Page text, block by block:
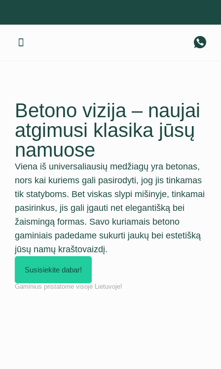
Betono vizija – naujai
atgimusi klasika jūsų
namuose
Viena iš universaliausių medžiagų yra betonas,
nors kai kuriems gali pasirodyti, jog jis tinkamas
tik statyboms. Bet viskas slypi mišinyje, tinkamai
pasirinkus, jis gali įgauti net elegantišką bei
žaismingą formas. Savo kuriamais betono
gaminiais padedame sukurti jaukų bei estetišką
jūsų namų kraštovaizdį.
Susisiekite dabar!
Gaminius pristatome visoje Lietuvoje!